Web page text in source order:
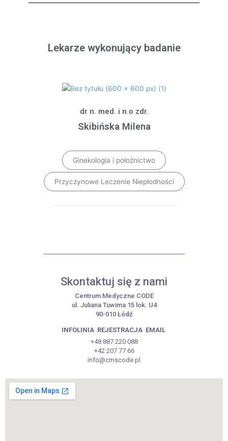
Lekarze wykonujący badanie
dr n. med. i n.o zdr.
Skibińska Milena
Ginekologia i położnictwo
Przyczynowe Leczenie Niepłodności
Skontaktuj się z nami
Centrum Medyczne CODE
ul. Juliana Tuwima 15 lok. U4
90-010 Łódź
INFOLINIA REJESTRACJA EMAIL
+48 887 220 088
+42 207 77 66
info@cmscode.pl